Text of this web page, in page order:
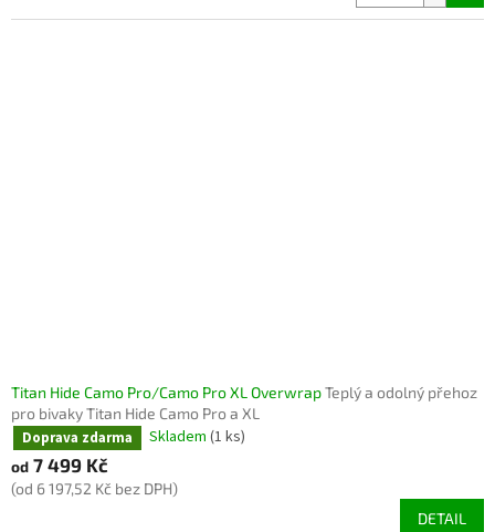
Titan Hide Camo Pro/Camo Pro XL OverwrapTeplý a odolný přehoz
pro bivaky Titan Hide Camo Pro a XL
Doprava zdarma Skladem (1 ks)
od 7 499 Kč
(od 6 197,52 Kč bez DPH)
DETAIL